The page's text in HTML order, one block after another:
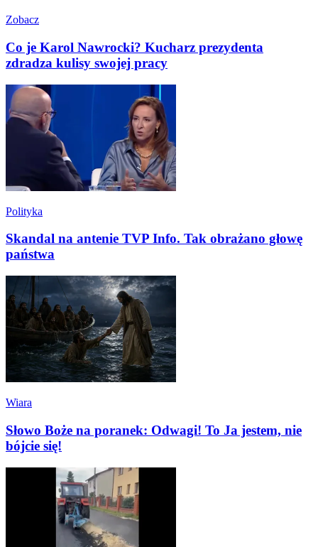
Zobacz
Co je Karol Nawrocki? Kucharz prezydenta
zdradza kulisy swojej pracy
Polityka
Skandal na antenie TVP Info. Tak obrażano głowę
państwa
Wiara
Słowo Boże na poranek: Odwagi! To Ja jestem, nie
bójcie się!